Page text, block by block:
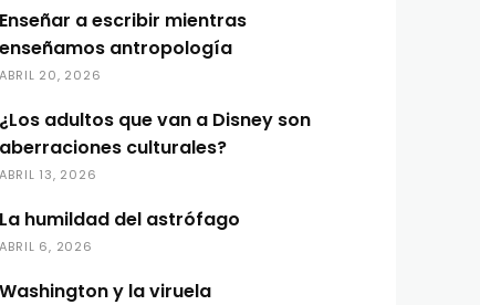
Enseñar a escribir mientras
enseñamos antropología
ABRIL 20, 2026
¿Los adultos que van a Disney son
aberraciones culturales?
ABRIL 13, 2026
La humildad del astrófago
ABRIL 6, 2026
Washington y la viruela